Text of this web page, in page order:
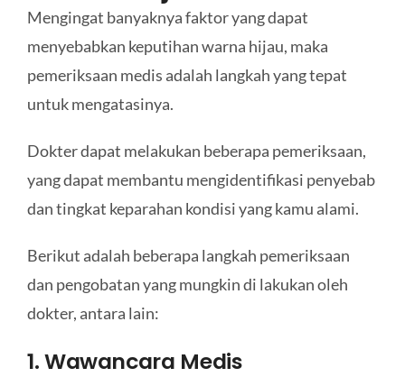
Mengingat banyaknya faktor yang dapat
menyebabkan keputihan warna hijau, maka
pemeriksaan medis adalah langkah yang tepat
untuk mengatasinya.
Dokter dapat melakukan beberapa pemeriksaan,
yang dapat membantu mengidentifikasi penyebab
dan tingkat keparahan kondisi yang kamu alami.
Berikut adalah beberapa langkah pemeriksaan
dan pengobatan yang mungkin di lakukan oleh
dokter, antara lain:
1. Wawancara Medis